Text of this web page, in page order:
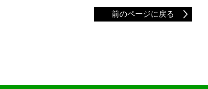
前のページに戻る